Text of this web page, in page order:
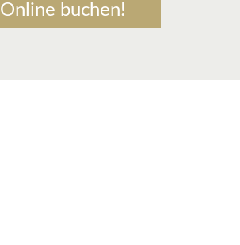
Online buchen!